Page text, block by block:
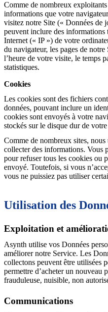
Comme de nombreux
informations que votre
visitez notre Site (« Données de
peuvent inclure des informations
Internet (« IP ») de votre
du navigateur, les pages de
l’heure de votre visite, le temps
statistiques.
Cookies
Les cookies sont des fichiers
données, pouvant inclure un
cookies sont envoyés à votre
stockés sur le disque dur de
Comme de nombreux sites,
collecter des informations. Vous
pour refuser tous les cookies ou
envoyé. Toutefois, si vous
vous ne puissiez pas utiliser
Utilisation des
Exploitation et
Asynth utilise vos Données
améliorer notre Service. Les
collectons peuvent être utilisées
permettre d’acheter un nouveau
frauduleuse, nuisible, non
Communications